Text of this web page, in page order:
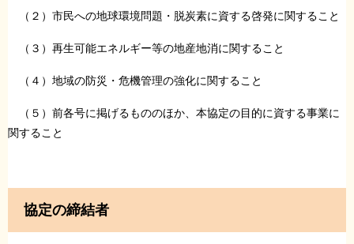
（２）市民への地球環境問題・脱炭素に資する啓発に関すること
（３）再生可能エネルギー等の地産地消に関すること
（４）地域の防災・危機管理の強化に関すること
（５）前各号に掲げるもののほか、本協定の目的に資する事業に
関すること
協定の締結者